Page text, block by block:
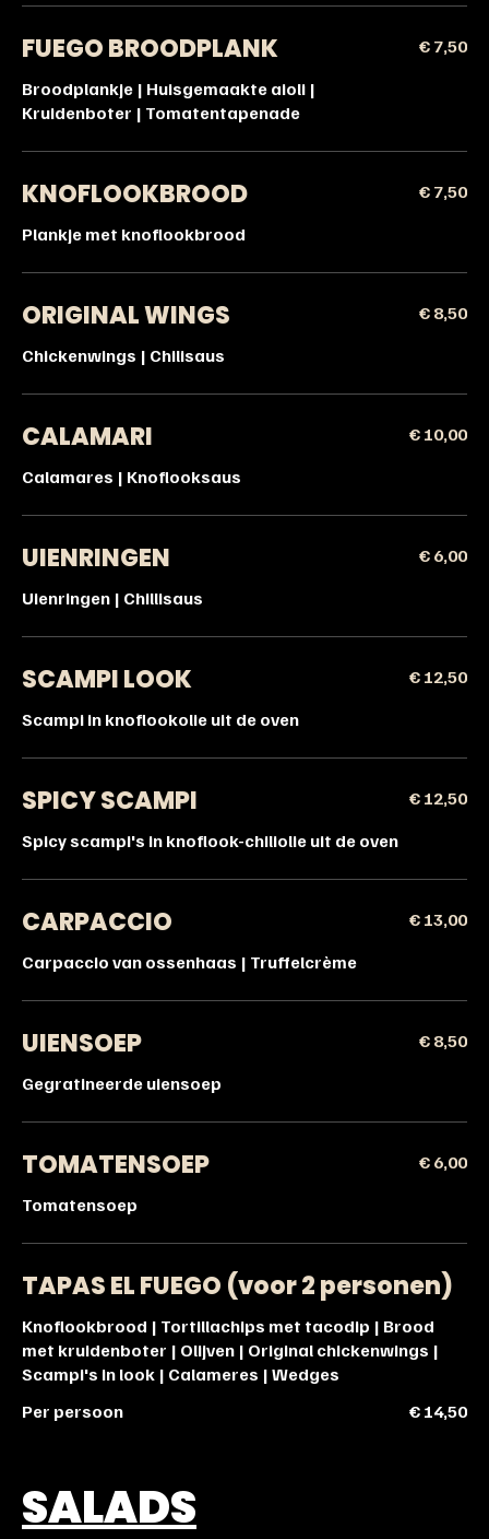
FUEGO BROODPLANK
Broodplankje | Huisgemaakte aioli |
Kruidenboter | Tomatentapenade
€ 7,50
KNOFLOOKBROOD
Plankje met knoflookbrood
€ 7,50
ORIGINAL WINGS
Chickenwings | Chilisaus
€ 8,50
CALAMARI
Calamares | Knoflooksaus
€ 10,00
UIENRINGEN
Uienringen | Chillisaus
€ 6,00
SCAMPI LOOK
Scampi in knoflookolie uit de oven
€ 12,50
SPICY SCAMPI
Spicy scampi's in knoflook-chiliolie uit de oven
€ 12,50
CARPACCIO
Carpaccio van ossenhaas | Truffelcrème
€ 13,00
UIENSOEP
Gegratineerde uiensoep
€ 8,50
TOMATENSOEP
Tomatensoep
€ 6,00
TAPAS EL FUEGO (voor 2 personen)
Knoflookbrood | Tortillachips met tacodip | Brood
met kruidenboter | Olijven | Original chickenwings |
Per persoon
€ 14,50
SALADS